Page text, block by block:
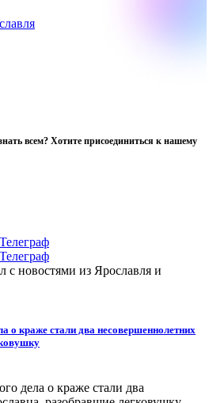
всем? Хотите присоединиться к нашему
новостями из Ярославля и
о краже стали два несовершеннолетних